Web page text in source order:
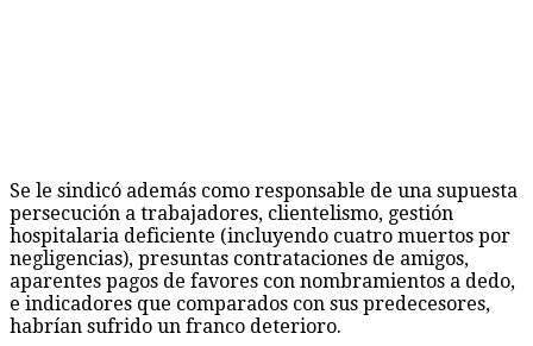
Se le sindicó además como responsable de una supuesta
persecución a trabajadores, clientelismo, gestión
hospitalaria deficiente (incluyendo cuatro muertos por
negligencias), presuntas contrataciones de amigos,
aparentes pagos de favores con nombramientos a dedo,
e indicadores que comparados con sus predecesores,
habrían sufrido un franco deterioro.